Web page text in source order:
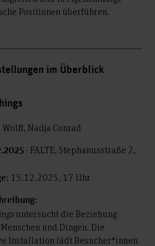
Positionen überführen.
im Überblick
Nadja Conrad
· FALTE, Stephanusstraße 2,
15.12.2025, 17 Uhr
untersucht die Beziehung
und Dingen. Die
Installation lädt Besucher*innen